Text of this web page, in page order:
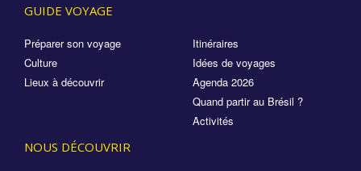
GUIDE VOYAGE
Préparer son voyage
Culture
Lieux à découvrir
Itinéraires
Idées de voyages
Agenda 2026
Quand partir au Brésil ?
Activités
NOUS DÉCOUVRIR